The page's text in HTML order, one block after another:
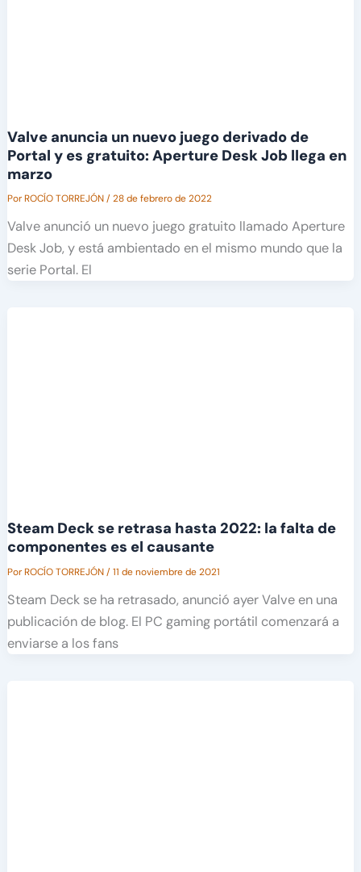
Valve anuncia un nuevo juego derivado de
Portal y es gratuito: Aperture Desk Job llega en
marzo
PorROCÍO TORREJÓN/28 de febrero de 2022
Valve anunció un nuevo juego gratuito llamado Aperture
Desk Job, y está ambientado en el mismo mundo que la
serie Portal. El
Steam Deck se retrasa hasta 2022: la falta de
componentes es el causante
PorROCÍO TORREJÓN/11 de noviembre de 2021
Steam Deck se ha retrasado, anunció ayer Valve en una
publicación de blog. El PC gaming portátil comenzará a
enviarse a los fans